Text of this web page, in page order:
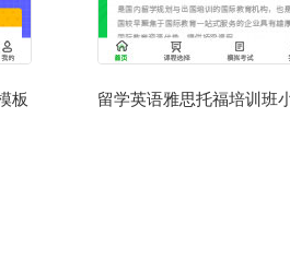
板